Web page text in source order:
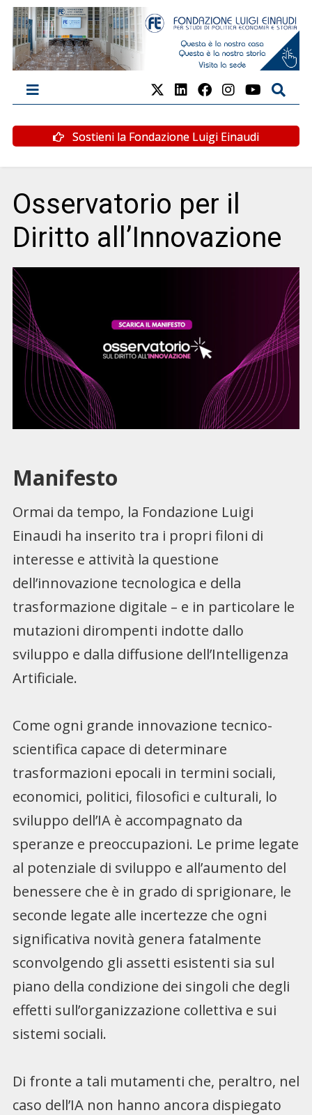
Sostieni la Fondazione Luigi Einaudi
Osservatorio per il
Diritto all’Innovazione
Manifesto
Ormai da tempo, la Fondazione Luigi
Einaudi ha inserito tra i propri filoni di
interesse e attività la questione
dell’innovazione tecnologica e della
trasformazione digitale – e in particolare le
mutazioni dirompenti indotte dallo
sviluppo e dalla diffusione dell’Intelligenza
Artificiale.
Come ogni grande innovazione tecnico-
scientifica capace di determinare
trasformazioni epocali in termini sociali,
economici, politici, filosofici e culturali, lo
sviluppo dell’IA è accompagnato da
speranze e preoccupazioni. Le prime legate
al potenziale di sviluppo e all’aumento del
benessere che è in grado di sprigionare, le
seconde legate alle incertezze che ogni
significativa novità genera fatalmente
sconvolgendo gli assetti esistenti sia sul
piano della condizione dei singoli che degli
effetti sull’organizzazione collettiva e sui
sistemi sociali.
Di fronte a tali mutamenti che, peraltro, nel
caso dell’IA non hanno ancora dispiegato